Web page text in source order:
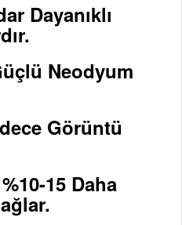
Dayanıklı
Neodyum
Görüntü
15 Daha